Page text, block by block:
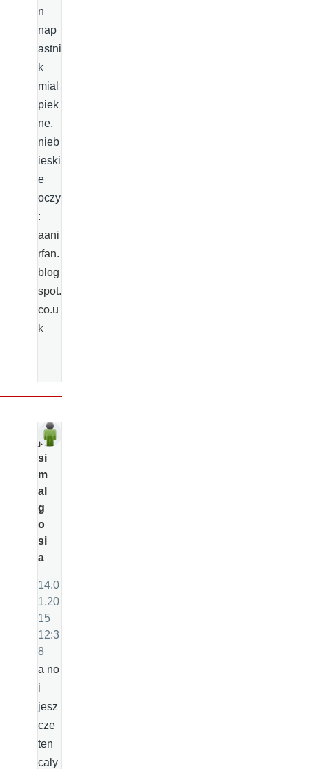
n
nap
astni
k
mial
piek
ne,
nieb
ieski
e
oczy
:
aani
rfan.
blog
spot.
co.u
k
ja
si
m
al
g
o
si
a
14.0
1.20
15
12:3
8
a no
i
jesz
cze
ten
caly